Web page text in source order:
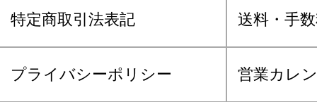
特定商取引法表記 送料・手
プライバシーポリシー 営業カレ